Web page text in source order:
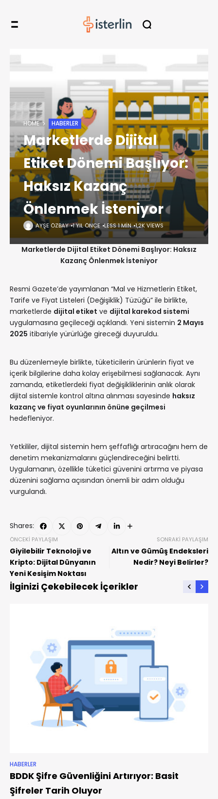
HOME HABERLER
Marketlerde Dijital
Etiket Dönemi Başlıyor:
Haksız Kazanç
Önlenmek İsteniyor
AYŞE ÖZBAY 1 YIL ÖNCE LESS 1 MIN 1,2K VIEWS
Marketlerde Dijital Etiket Dönemi Başlıyor: Haksız
Kazanç Önlenmek İsteniyor
Resmi Gazete’de yayımlanan “Mal ve Hizmetlerin Etiket,
Tarife ve Fiyat Listeleri (Değişiklik) Tüzüğü” ile birlikte,
marketlerde dijital etiket ve dijital karekod sistemi
uygulamasına geçileceği açıklandı. Yeni sistemin 2 Mayıs
2025 itibariyle yürürlüğe gireceği duyuruldu.
Bu düzenlemeyle birlikte, tüketicilerin ürünlerin fiyat ve
içerik bilgilerine daha kolay erişebilmesi sağlanacak. Aynı
zamanda, etiketlerdeki fiyat değişikliklerinin anlık olarak
dijital sistemle kontrol altına alınması sayesinde haksız
kazanç ve fiyat oyunlarının önüne geçilmesi
hedefleniyor.
Yetkililer, dijital sistemin hem şeffaflığı artıracağını hem de
denetim mekanizmalarını güçlendireceğini belirtti.
Uygulamanın, özellikle tüketici güvenini artırma ve piyasa
düzenini sağlama açısından önemli bir adım olduğu
vurgulandı.
Shares:
ÖNCEKI PAYLAŞIM
Giyilebilir Teknoloji ve
Kripto: Dijital Dünyanın
Yeni Kesişim Noktası
SONRAKI PAYLAŞIM
Altın ve Gümüş Endeksleri
Nedir? Neyi Belirler?
İlginizi Çekebilecek İçerikler
HABERLER
BDDK Şifre Güvenliğini Artırıyor: Basit
Şifreler Tarih Oluyor